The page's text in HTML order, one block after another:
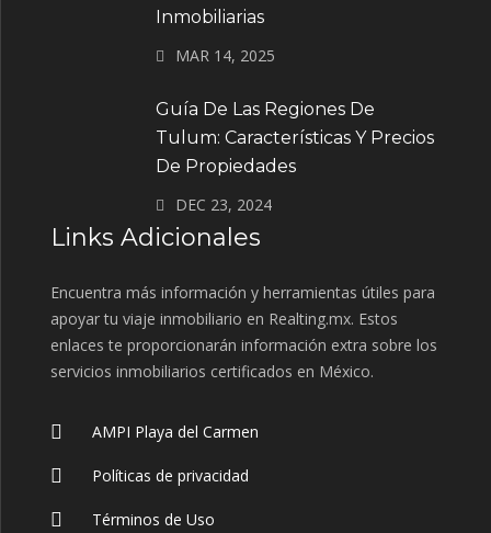
Inmobiliarias
MAR 14, 2025
Guía De Las Regiones De
Tulum: Características Y Precios
De Propiedades
DEC 23, 2024
Links Adicionales
Encuentra más información y herramientas útiles para
apoyar tu viaje inmobiliario en Realting.mx. Estos
enlaces te proporcionarán información extra sobre los
servicios inmobiliarios certificados en México.
AMPI Playa del Carmen
Políticas de privacidad
Términos de Uso